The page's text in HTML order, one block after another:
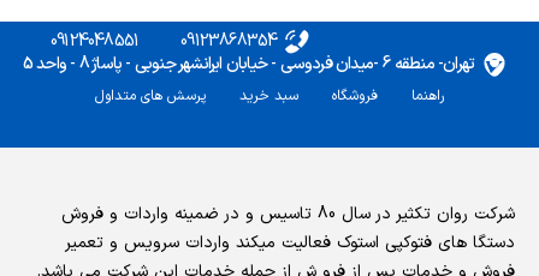
تهران- منطقه 6 -میدان فردوسی - خیابان ایرانشهر جنوبی - پاساژ 8 - واحد 5
09123868354
09124048551
راهنما فروشگاه سبد خرید پرسش های متداول
شرکت روان تکثیر در سال 80 تاسیس و در ضمینه واردات و فروش
دستگا های فتوکپی استوک فعالیت میکند واردات سرویس و تعمیر